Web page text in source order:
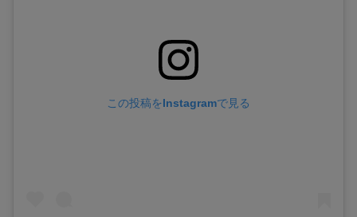
この投稿をInstagramで見る